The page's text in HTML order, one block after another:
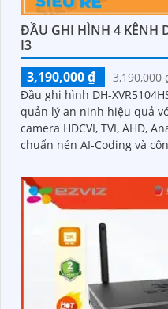
ĐẦU GHI HÌNH 4 KÊNH
I3
3,190,000 ₫
3,190,000
Đầu ghi hình DH-
quản lý an ninh hiệu quả
camera HDCVI, TVI, AHD, Analog và
chuẩn nén AI-Coding và